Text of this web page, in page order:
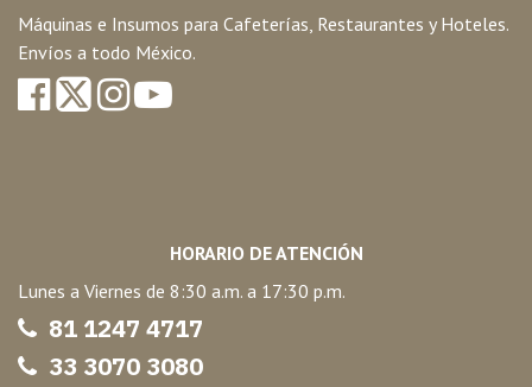
Máquinas e Insumos para Cafeterías, Restaurantes y Hoteles.
Envíos a todo México.
HORARIO DE ATENCIÓN
Lunes a Viernes de 8:30 a.m. a 17:30 p.m.
81 1247 4717
33 3070 3080